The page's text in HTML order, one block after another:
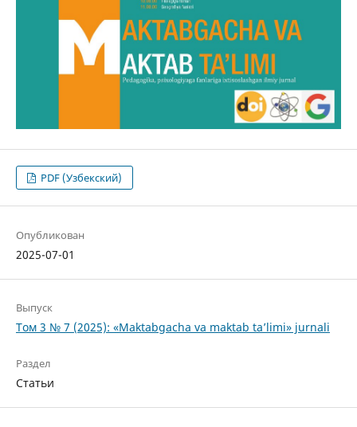
PDF (Узбекский)
Опубликован
2025-07-01
Выпуск
Том 3 № 7 (2025): «Maktabgacha va maktab ta’limi» jurnali
Раздел
Статьи